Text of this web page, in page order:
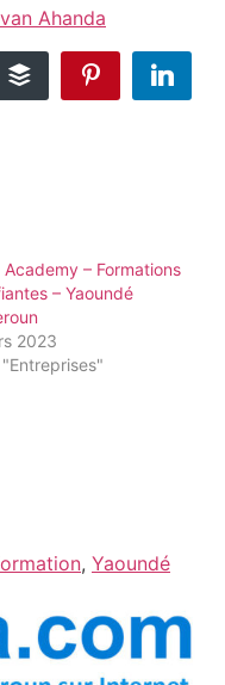
Ahanda
Academy – Formations
– Yaoundé
2023
"Entreprises"
, Yaoundé